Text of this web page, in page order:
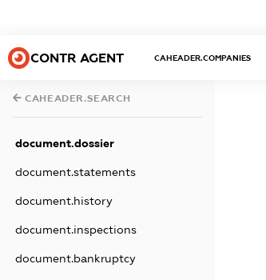
CONTR AGENT CAHEADER.COMPANIES
CAHEADER.SEARCH
document.dossier
document.statements
document.history
document.inspections
document.bankruptcy